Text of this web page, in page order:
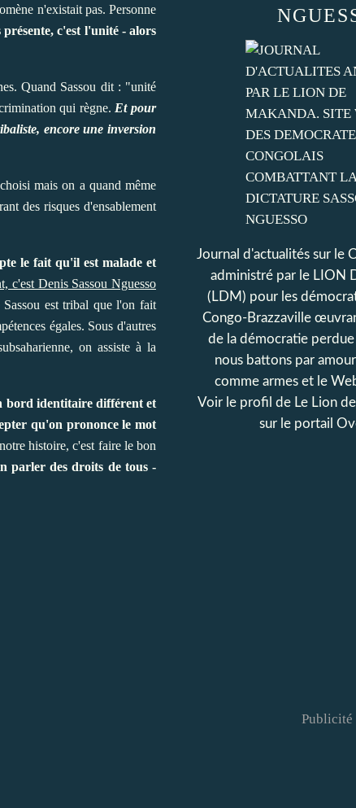
n'existait pas. Personne
c'est l'unité - alors
Quand Sassou dit : "unité
qui règne. Et pour
encore une inversion
mais on a quand même
des risques d'ensablement
le fait qu'il est malade et
c'est Denis Sassou Nguesso
est tribal que l'on fait
égales. Sous d'autres
on assiste à la
bord identitaire différent et
qu'on prononce le mot
histoire, c'est faire le bon
parler des droits de tous -
Journal d'actualités sur le
administré par le LION
(LDM) pour les
Congo-Brazzaville
de la démocratie
nous battons par
comme armes et le
Voir le profil de Le Lion
sur le portail
Publicité